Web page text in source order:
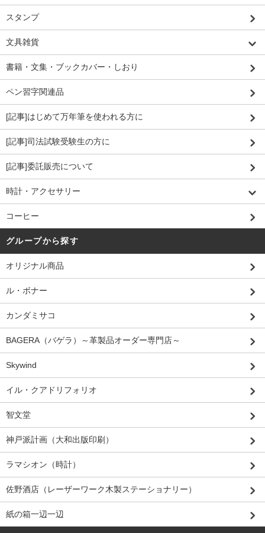
スタンプ
文具雑貨
書籍・文集・ブックカバー・しおり
ペン習字関連品
[記事]はじめて万年筆を使われる方に
[記事]司法試験受験生の方に
[記事]委託販売について
時計・アクセサリー
コーヒー
グループから探す
オリジナル商品
ル・ボナー
カンダミサコ
BAGERA（バゲラ）～革製品オーダー専門店～
Skywind
イル・クアドリフォリオ
智文堂
神戸派計画（大和出版印刷）
ラマシオン（時計）
佐野酒店（レーザーワーク木製ステーショナリー）
紙の箱一辺一辺